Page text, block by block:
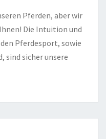
Pferden, aber wir
Die Intuition und
Pferdesport, sowie
sind sicher unsere